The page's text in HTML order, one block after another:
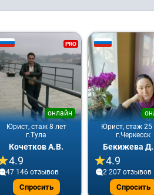
PRO
Юрист, стаж 8 лет
онлайн
г.Тула
Кочетков А.В.
4.9
47 146 отзывов
Спросить
Юрист, стаж 25
г.Черкесск
Бекижева
4.9
2 207 отзывов
Спросить